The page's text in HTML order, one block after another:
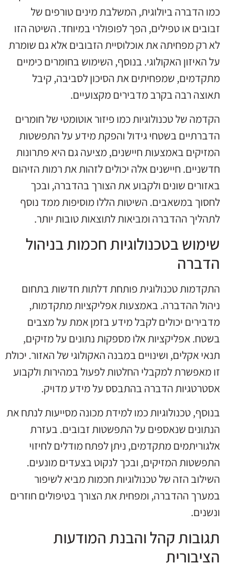
כמו הדברה ביולוגית, המשלבת מינים טורפים של
זבובים או טפילים, הפך לפופולרי במיוחד. השיטה הזו
לא רק מפחיתה את אוכלוסיית הזבובים אלא גם שומרת
על האיזון האקולוגי. בנוסף, השימוש בחומרים כימיים
מתקדמים, שמפחיתים את הסיכון לסביבה, קיבל
תאוצה רבה בקרב מדבירים מקצועיים.
הקדמה של טכנולוגיות כמו פיזור אוטומטי של חומרים
הדברתיים בשטחי גידול והפקת מידע על התפשטות
המזיקים באמצעות חיישנים, מציעה גם היא פתרונות
חדשניים. חיישנים אלה יכולים לזהות את רמות הזיהום
באזורים שונים ולקבוע את הצורך בהדברה, ובכך
לחסוך במשאבים. השיטות הללו מוסיפות ממד נוסף
לתהליך ההדברה ומביאות לתוצאות טובות יותר.
שימוש בטכנולוגיות חכמות בניהול
הדברה
התקדמות טכנולוגית פותחת דלתות חדשות בתחום
ניהול ההדברה. באמצעות אפליקציות מתקדמות,
מדבירים יכולים לקבל מידע בזמן אמת על מצבים
בשטח. אפליקציות אלו מספקות נתונים על מזיקים,
תנאי אקלים, ושינויים במבנה האקולוגי של האזור. יכולת
זו מאפשרת למקבלי החלטות לפעול במהירות ולקבוע
אסטרטגיות הדברה בהתבסס על מידע מדויק.
בנוסף, טכנולוגיות כמו למידת מכונה מסייעות לנתח את
הנתונים שנאספים על התפשטות זבובים. בעזרת
אלגוריתמים מתקדמים, ניתן לפתח מודלים לחיזוי
התפשטות המזיקים, ובכך לנקוט בצעדים מונעים.
השילוב הזה של טכנולוגיות חכמות מביא לשיפור
במערך ההדברה, ומפחית את הצורך בטיפולים חוזרים
ונשנים.
תגובות קהל והבנת המודעות
הציבורית